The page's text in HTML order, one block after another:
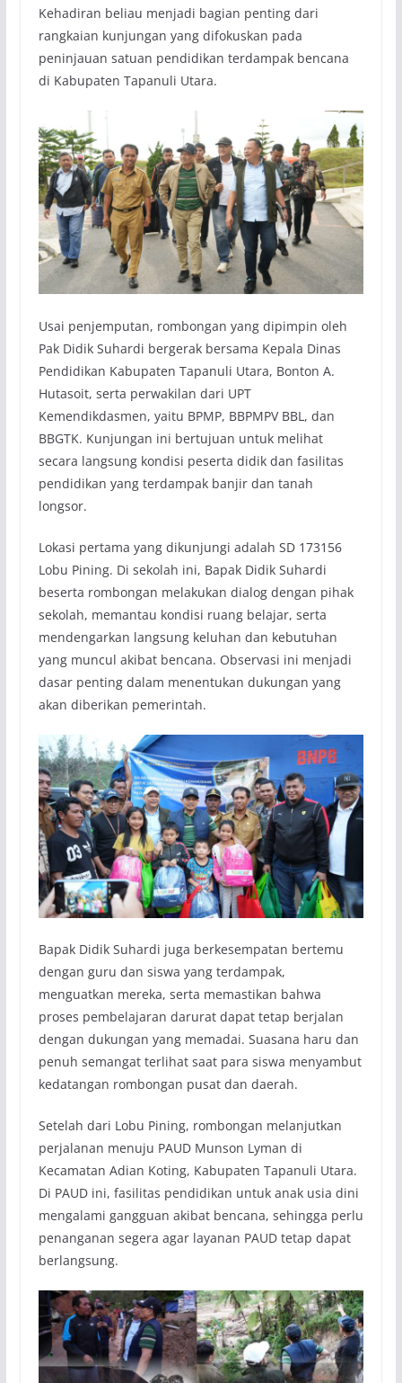
Kehadiran beliau menjadi bagian penting dari
rangkaian kunjungan yang difokuskan pada
peninjauan satuan pendidikan terdampak bencana
di Kabupaten Tapanuli Utara.
Usai penjemputan, rombongan yang dipimpin oleh
Pak Didik Suhardi bergerak bersama Kepala Dinas
Pendidikan Kabupaten Tapanuli Utara, Bonton A.
Hutasoit, serta perwakilan dari UPT
Kemendikdasmen, yaitu BPMP, BBPMPV BBL, dan
BBGTK. Kunjungan ini bertujuan untuk melihat
secara langsung kondisi peserta didik dan fasilitas
pendidikan yang terdampak banjir dan tanah
longsor.
Lokasi pertama yang dikunjungi adalah SD 173156
Lobu Pining. Di sekolah ini, Bapak Didik Suhardi
beserta rombongan melakukan dialog dengan pihak
sekolah, memantau kondisi ruang belajar, serta
mendengarkan langsung keluhan dan kebutuhan
yang muncul akibat bencana. Observasi ini menjadi
dasar penting dalam menentukan dukungan yang
akan diberikan pemerintah.
Bapak Didik Suhardi juga berkesempatan bertemu
dengan guru dan siswa yang terdampak,
menguatkan mereka, serta memastikan bahwa
proses pembelajaran darurat dapat tetap berjalan
dengan dukungan yang memadai. Suasana haru dan
penuh semangat terlihat saat para siswa menyambut
kedatangan rombongan pusat dan daerah.
Setelah dari Lobu Pining, rombongan melanjutkan
perjalanan menuju PAUD Munson Lyman di
Kecamatan Adian Koting, Kabupaten Tapanuli Utara.
Di PAUD ini, fasilitas pendidikan untuk anak usia dini
mengalami gangguan akibat bencana, sehingga perlu
penanganan segera agar layanan PAUD tetap dapat
berlangsung.